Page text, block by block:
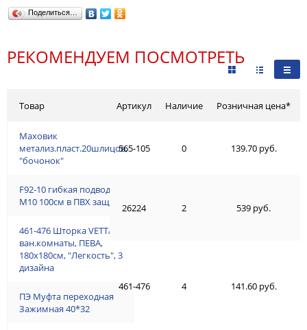
Поделиться…
РЕКОМЕНДУЕМ ПОСМОТРЕТЬ
Товар
Маховик
метализ.пласт.20шлицов,
"бочонок"
F92-10 гибкая подводка
М10 100см в ПВХ защите
461-476 Шторка VETTA д/
ван.комнаты, ПЕВА,
180x180см, "Легкость", 3
дизайна
ПЭ Муфта переходная
Зажимная 40*32
Артикул Наличие Розничная цена*
565-105 0 139.70 руб.
26224 2 539 руб.
461-476 4 141.60 руб.